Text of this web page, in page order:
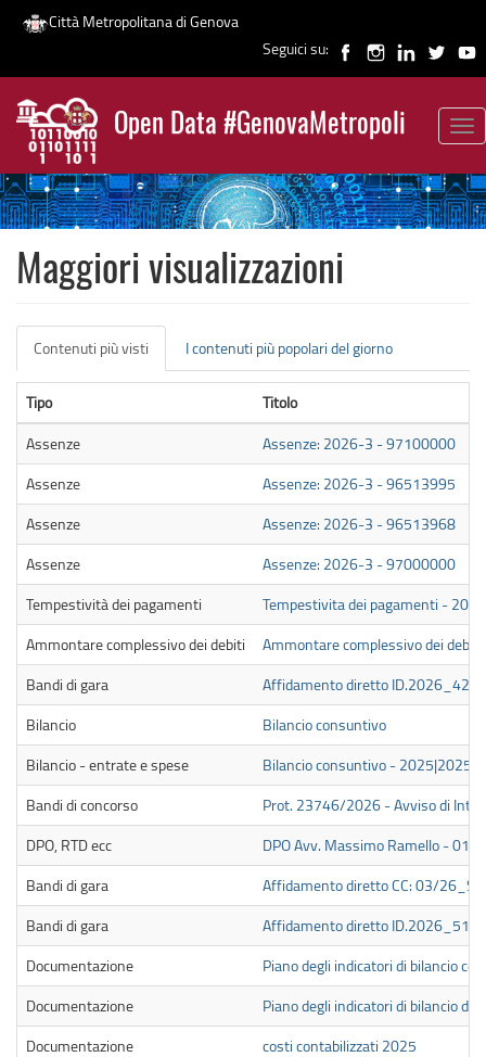
Salta
contenuto
principale
Città Metropolitana di Genova
Seguici su:
Open Data #GenovaMetropoli
News
Maggiori visualizzazioni
Schede
primarie
Contenuti più visti (scheda
attiva)
I contenuti più popolari del giorno
Tipo
Titolo
Assenze
Assenze: 2026-3 - 97100000
Assenze
Assenze: 2026-3 - 96513995
Assenze
Assenze: 2026-3 - 96513968
Assenze
Assenze: 2026-3 - 97000000
Tempestività dei pagamenti
Tempestivita dei pagamenti -
Ammontare complessivo dei debiti
Ammontare complessivo dei
Bandi di gara
Affidamento diretto ID.2026_42
Bilancio
Bilancio consuntivo
Bilancio - entrate e spese
Bilancio consuntivo - 2025|2025
Bandi di concorso
Prot. 23746/2026 - Avviso di
DPO, RTD ecc
DPO Avv. Massimo Ramello -
Bandi di gara
Affidamento diretto CC: 03/26_SU
Bandi di gara
Affidamento diretto ID.2026_51
Documentazione
Piano degli indicatori di bilancio
Documentazione
Piano degli indicatori di bilancio di
Documentazione
costi contabilizzati 2025